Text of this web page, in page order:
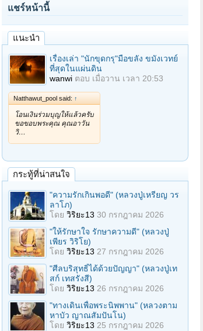
แชร์หน้านี้
แนะนำ
เรื่องเล่า "นักขุดกรุ"มือขลัง ขมังเวทย์
ที่สุดในแผ่นดิน
wanwi ตอบ เมื่อวาน เวลา 20:53
Natthawut_pool said: ↑
โอนเงินร่วมบุญให้แล้วครับ
ขอขอบพระคุณ คุณอาวัน
วิ…
กระทู้ที่น่าสนใจ
"ความรักเกินพอดี" (หลวงปู่เหรียญ วร
ลาโภ)
โดย วิริยะ13 30 กรกฎาคม 2026
"ให้รักษาใจ รักษาความดี" (หลวงปู่
เพียร วิริโย)
โดย วิริยะ13 27 กรกฎาคม 2026
"ศีลบริสุทธิ์ได้ด้วยปัญญา" (หลวงปู่เท
สก์ เทสรังสี)
โดย วิริยะ13 26 กรกฎาคม 2026
"ทางเดินเพื่อพระนิพพาน" (หลวงตาม
หาบัว ญาณสัมปันโน)
โดย วิริยะ13 25 กรกฎาคม 2026